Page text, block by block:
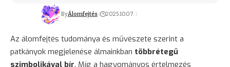
ByÁlomfejtés 2025.10.07.
Az álomfejtés tudománya és művészete szerint a
patkányok megjelenése álmainkban többrétegű
szimbolikával bír. Míg a hagyományos értelmezés